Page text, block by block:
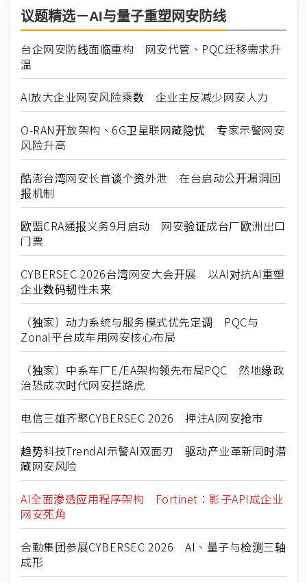
议题精选－AI与量子重塑网安防线
台企网安防线面临重构 网安代管、PQC迁移需求升
温
AI放大企业网安风险乘数 企业主反减少网安人力
O-RAN开放架构、6G卫星联网藏隐忧 专家示警网安
风险升高
酷澎台湾网安长首谈个资外泄 在台启动公开漏洞回
报机制
欧盟CRA通报义务9月启动 网安验证成台厂欧洲出口
门票
CYBERSEC 2026台湾网安⼤会开展 以AI对抗AI重塑
企业数码韧性未来
（独家）动力系统与服务模式优先定调 PQC与
Zonal平台成车用网安核心布局
（独家）中系车厂E/EA架构领先布局PQC 然地缘政
治恐成次时代网安拦路虎
电信三雄齐聚CYBERSEC 2026 押注AI网安抢市
趋势科技TrendAI示警AI双面刃 驱动产业革新同时潜
藏网安风险
AI全面渗透应用程序架构 Fortinet：影子API成企业
网安死角
合勤集团参展CYBERSEC 2026 AI、量子与检测三轴
成形